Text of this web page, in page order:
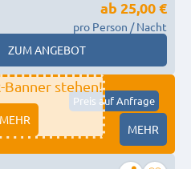
ab 25,00 €
pro Person / Nacht
ZUM ANGEBOT
Banner stehen!
Preis auf Anfrage
MEHR